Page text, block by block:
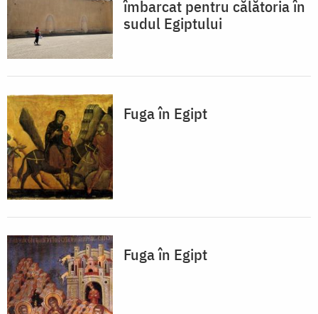
îmbarcat pentru călătoria în
sudul Egiptului
Fuga în Egipt
Fuga în Egipt